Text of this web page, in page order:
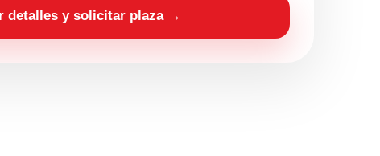
detalles y solicitar plaza →